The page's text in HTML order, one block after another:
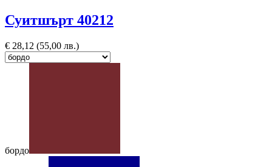
Суитшърт 40212
€ 28,12 (55,00 лв.)
бордо